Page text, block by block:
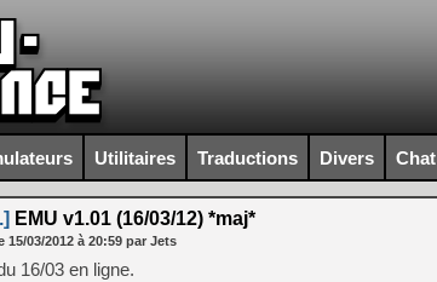
Utilitaires Traductions Divers Chat
EMU v1.01 (16/03/12) *maj*
15/03/2012 à 20:59 par Jets
16/03 en ligne.